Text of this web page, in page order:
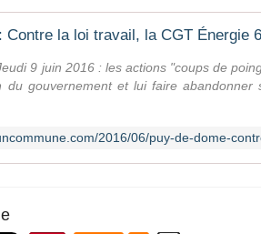
9 juin 2016 : les actions "coups de
du gouvernement et lui faire abandonner